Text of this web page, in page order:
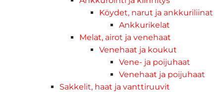
Köydet, narut ja ankkuriliinat
Ankkurikelat
Melat, airot ja venehaat
Venehaat ja koukut
Vene- ja poijuhaat
Venehaat ja poijuhaat
Sakkelit, haat ja vanttiruuvit